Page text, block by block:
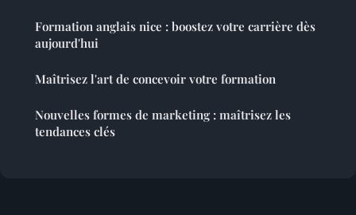
Formation anglais nice : boostez votre carrière dès
aujourd'hui
Maîtrisez l'art de concevoir votre formation
Nouvelles formes de marketing : maîtrisez les
tendances clés